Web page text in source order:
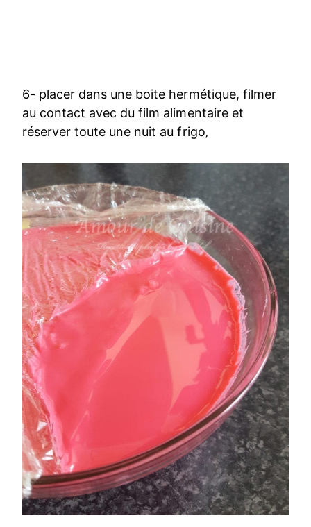
6- placer dans une boite hermétique, filmer
au contact avec du film alimentaire et
réserver toute une nuit au frigo‚